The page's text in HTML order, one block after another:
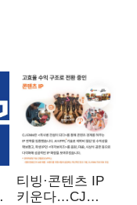
티빙·콘텐츠 IP
키운다…CJ